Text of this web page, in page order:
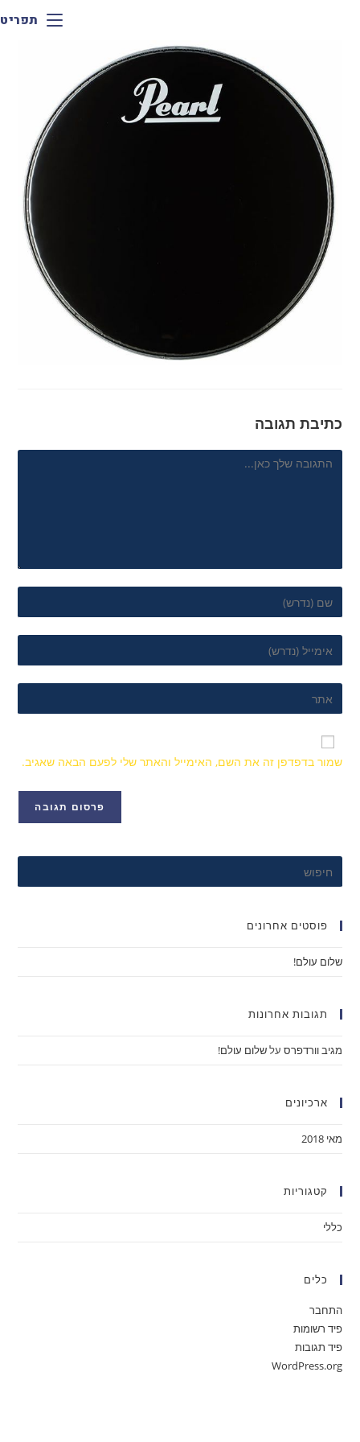
תפריט
כתיבת תגובה
שמור בדפדפן זה את השם, האימייל והאתר שלי לפעם הבאה שאגיב.
פוסטים אחרונים
שלום עולם!
תגובות אחרונות
מגיב וורדפרס עלשלום עולם!
ארכיונים
מאי 2018
קטגוריות
כללי
כלים
התחבר
פיד רשומות
פיד תגובות
WordPress.org